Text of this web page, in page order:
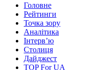
Головне
Рейтинги
Точка зору
Аналітика
Інтерв’ю
Столиця
Дайджест
TOP For UA